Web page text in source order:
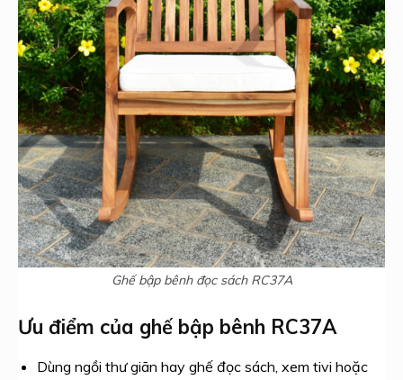
Ghế bập bênh đọc sách RC37A
Ưu điểm của ghế bập bênh RC37A
Dùng ngồi thư giãn hay ghế đọc sách, xem tivi hoặc